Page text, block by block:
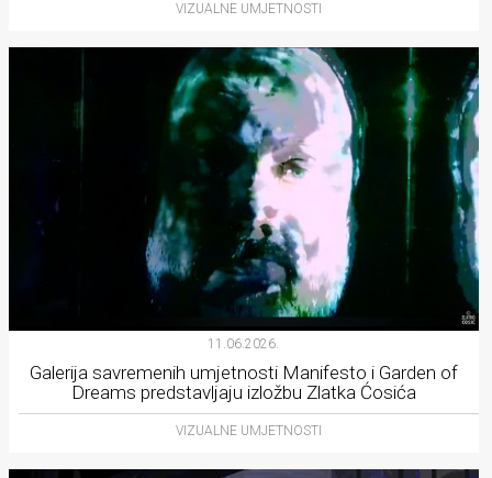
VIZUALNE UMJETNOSTI
11.06.2026.
Galerija savremenih umjetnosti Manifesto i Garden of
Dreams predstavljaju izložbu Zlatka Ćosića
VIZUALNE UMJETNOSTI